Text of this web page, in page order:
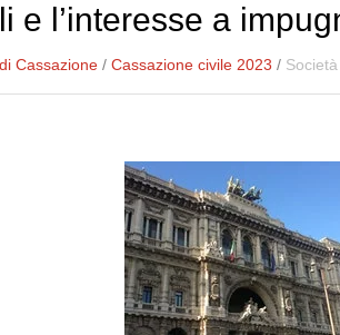
e l’interesse a
Cassazione / Cassazione civile 2023 /